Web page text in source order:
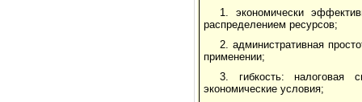
1. экономически
распределением ресурсов;
2. административная
применении;
3. гибкость: налоговая
экономические условия;